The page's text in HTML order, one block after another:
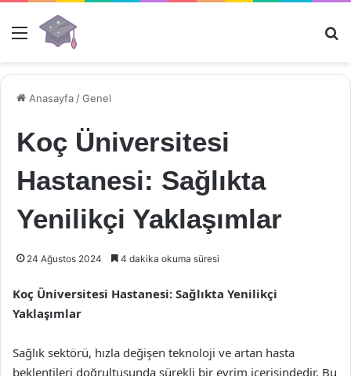
Menü
Anasayfa /Genel
Koç Üniversitesi
Hastanesi: Sağlıkta
Yenilikçi Yaklaşımlar
24 Ağustos 2024 4 dakika okuma süresi
Koç Üniversitesi Hastanesi: Sağlıkta Yenilikçi
Yaklaşımlar
Sağlık sektörü, hızla değişen teknoloji ve artan hasta
beklentileri doğrultusunda sürekli bir evrim içerisindedir. Bu